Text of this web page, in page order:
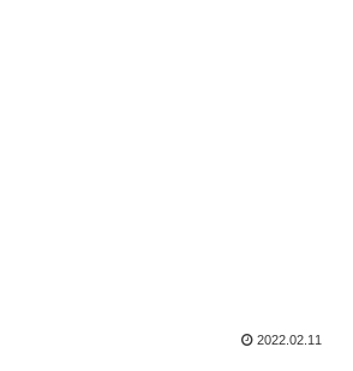
2022.02.11